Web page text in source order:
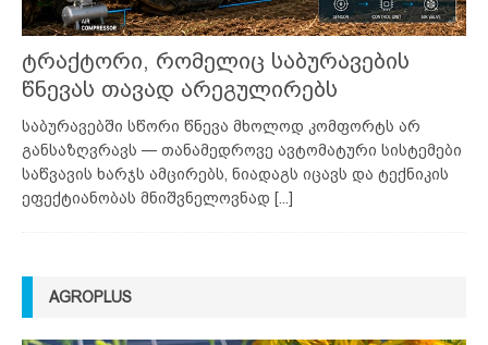
ტრაქტორი, რომელიც საბურავების
წნევას თავად არეგულირებს
საბურავებში სწორი წნევა მხოლოდ კომფორტს არ
განსაზღვრავს — თანამედროვე ავტომატური სისტემები
საწვავის ხარჯს ამცირებს, ნიადაგს იცავს და ტექნიკის
ეფექტიანობას მნიშვნელოვნად [...]
AGROPLUS